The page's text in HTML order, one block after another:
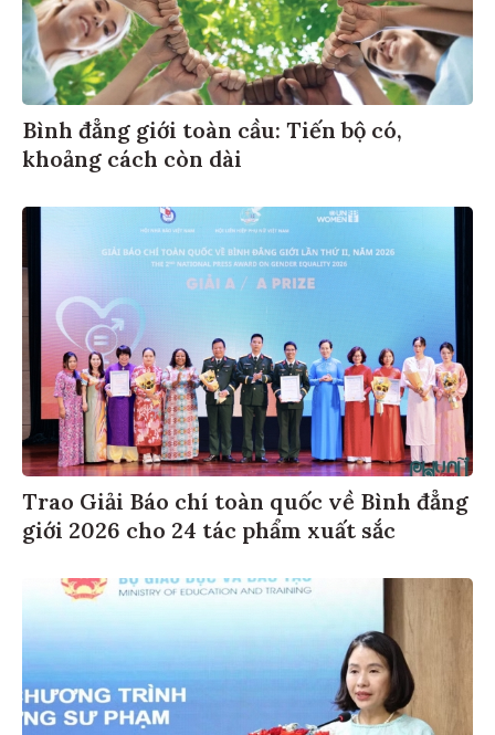
Bình đẳng giới toàn cầu: Tiến bộ có,
khoảng cách còn dài
Trao Giải Báo chí toàn quốc về Bình đẳng
giới 2026 cho 24 tác phẩm xuất sắc